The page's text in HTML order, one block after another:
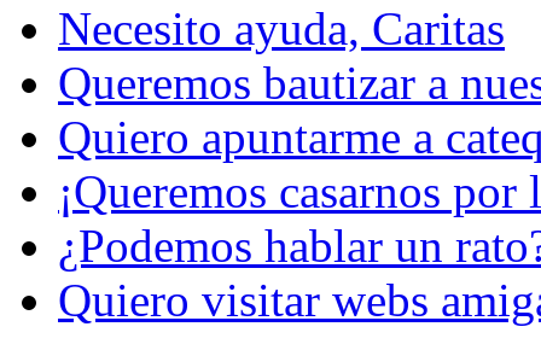
Necesito ayuda, Caritas
Queremos bautizar a
Quiero apuntarme a
¡Queremos casarnos
¿Podemos hablar un
Quiero visitar webs